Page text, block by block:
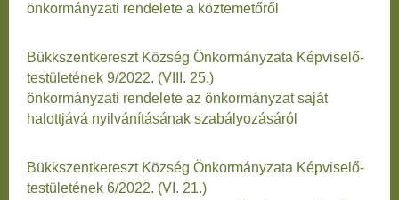
önkormányzati rendelete a köztemetőről
Bükkszentkereszt Község Önkormányzata Képviselő-
testületének 9/2022. (VIII. 25.)
önkormányzati rendelete az önkormányzat saját
halottjává nyilvánításának szabályozásáról
Bükkszentkereszt Község Önkormányzata Képviselő-
testületének 6/2022. (VI. 21.)